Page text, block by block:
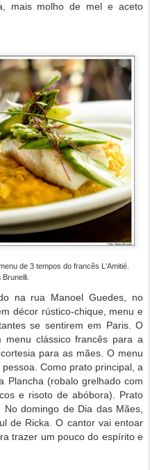
mais molho de mel e aceto
de 3 tempos do francês L'Amitié.
Brunelli.
na rua Manoel Guedes, no
décor rústico-chique, menu e
se sentirem em Paris. O
menu clássico francês para a
para as mães. O menu
Como prato principal, a
Plancha (robalo grelhado com
e risoto de abóbora). Prato
domingo de Dia das Mães,
de Ricka. O cantor vai entoar
trazer um pouco do espírito e